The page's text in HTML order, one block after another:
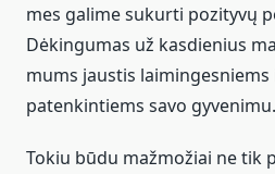
mes galime sukurti pozityvų
Dėkingumas už kasdienius
mums jaustis laimingesniems
patenkintiems savo gyvenimu.
Tokiu būdu mažmožiai ne tik